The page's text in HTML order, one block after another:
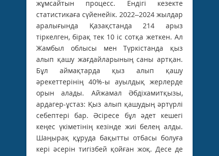
жұмсайтын процесс. Ендігі кезекте
статистикаға сүйенейік. 2022–2024 жылдар
аралығында Қазақстанда 214 арыз
тіркелген, бірақ тек 10 іс сотқа жеткен. Ал
Жамбыл облысы мен Түркістанда қыз
алып қашу жағдайларының саны артқан.
Бұл аймақтарда қыз алып қашу
әрекеттерінің 40%-ы ауылдық жерлерде
орын алады. Айжамал Әбдіхамитқызы,
ардагер-ұстаз: Қыз алып қашудың әртүрлі
себептері бар. Әсіресе бұл әдет кешегі
кеңес үкіметінің кезінде жиі белең алды.
Шаңырақ құруда бақытты отбасы болуға
кері әсерін тигізбей қойған жоқ. Десе де